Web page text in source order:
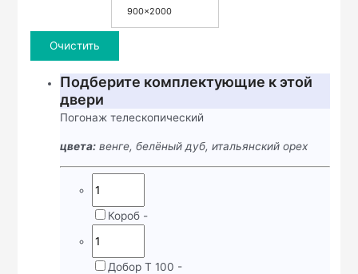
900x2000
Очистить
Подберите комплектующие к этой
двери
Погонаж телескопический
цвета: венге, белёный дуб, итальянский орех
Короб -
Добор Т 100 -